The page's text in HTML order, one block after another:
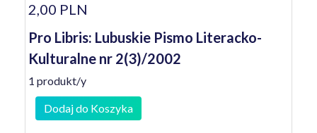
2,00 PLN
Pro Libris: Lubuskie Pismo Literacko-
Kulturalne nr 2(3)/2002
1 produkt/y
Dodaj do Koszyka